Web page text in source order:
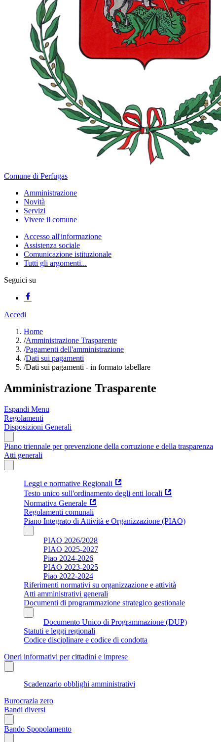
Comune di Perfugas
Amministrazione
Novità
Servizi
Vivere il comune
Accesso all'informazione
Assistenza sociale
Comunicazione istituzionale
Tutti gli argomenti...
Seguici su
Accedi
Home
/Amministrazione Trasparente
/Pagamenti dell'amministrazione
/Dati sui pagamenti
/Dati sui pagamenti - in formato tabellare
Amministrazione Trasparente
Espandi Menu
Regolamenti
Disposizioni Generali
Piano triennale per prevenzione della corruzione e della trasparenza
Atti generali
Leggi e normative Regionali
Testo unico sull'ordinamento degli enti locali
Normativa Generale
Regolamenti comunali
Piano Integrato di Attività e Organizzazione (PIAO)
PIAO 2026/2028
PIAO 2025-2027
Piao 2024-2026
PIAO 2023-2025
Piao 2022-2024
Riferimenti normativi su organizzazione e attività
Atti amministrativi generali
Documenti di programmazione strategico gestionale
Documento Unico di Programmazione (DUP)
Statuti e leggi regionali
Codice disciplinare e codice di condotta
Oneri informativi per cittadini e imprese
Scadenzario obblighi amministrativi
Burocrazia zero
Bandi diversi
Bando Spopolamento